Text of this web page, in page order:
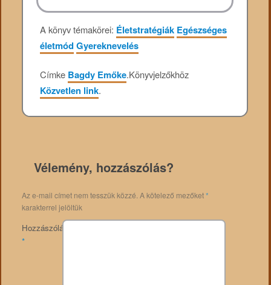
A könyv témakörei: Életstratégiák Egészséges
életmód Gyereknevelés
Címke Bagdy Emőke.Könyvjelzőkhöz
Közvetlen link.
Vélemény, hozzászólás?
Az e-mail címet nem tesszük közzé. A kötelező mezőket*
karakterrel jelöltük
Hozzászólás
*